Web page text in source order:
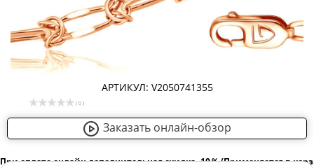
АРТИКУЛ: V2050741355
( 0 )
Заказать онлайн-обзор
При оплате онлайн дополнительная скидка -10％ (Применяется в